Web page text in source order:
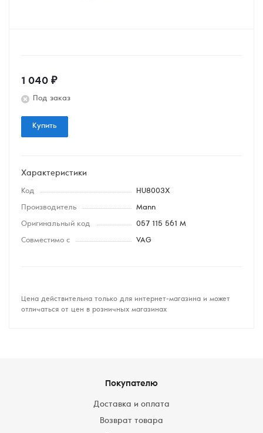
1 040 ₽
Под заказ
Купить
Характеристики
Код HU8003X
Производитель Mann
Оригинальный код 057 115 561 M
Совместимо с VAG
Цена действительна только для интернет-магазина и может
отличаться от цен в розничных магазинах
Покупателю
Доставка и оплата
Возврат товара